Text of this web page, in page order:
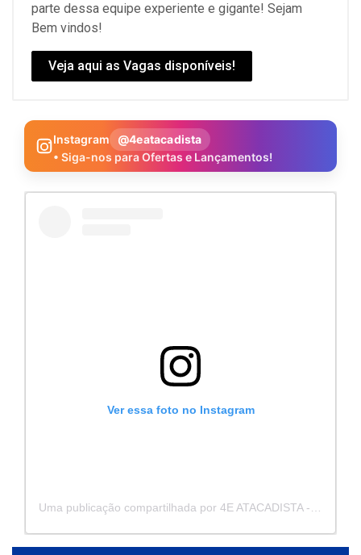
parte dessa equipe experiente e gigante! Sejam
Bem vindos!
Veja aqui as Vagas disponíveis!
Instagram
@4eatacadista
• Siga-nos para Ofertas e Lançamentos!
Ver essa foto no Instagram